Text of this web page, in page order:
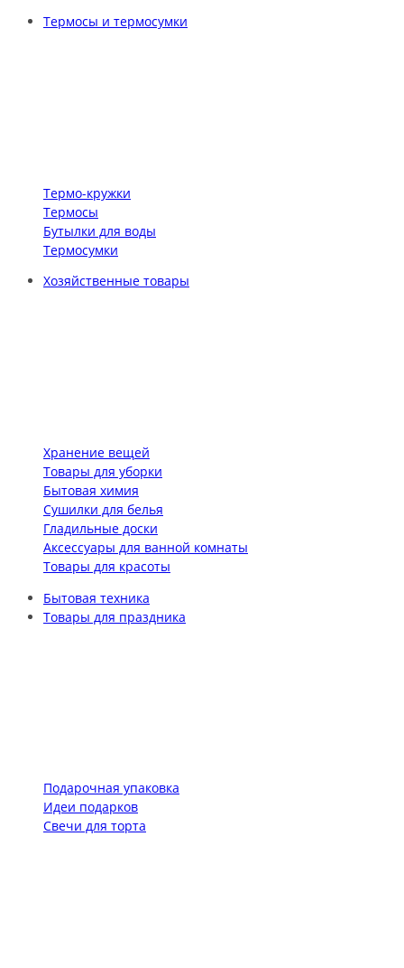
Термосы и термосумки
Термо-кружки
Термосы
Бутылки для воды
Термосумки
Хозяйственные товары
Хранение вещей
Товары для уборки
Бытовая химия
Сушилки для белья
Гладильные доски
Аксессуары для ванной комнаты
Товары для красоты
Бытовая техника
Товары для праздника
Подарочная упаковка
Идеи подарков
Свечи для торта